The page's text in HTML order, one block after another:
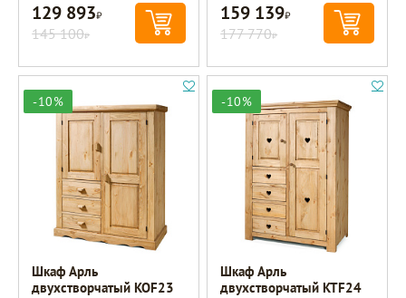
129 893Р
145 100Р
159 139Р
177 770Р
-10%
Шкаф Арль
двухстворчатый KOF23
-10%
Шкаф Арль
двухстворчатый KTF24